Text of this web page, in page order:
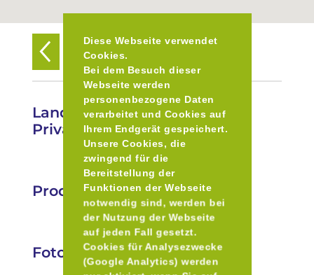
Diese Webseite verwendet
Cookies.
Bei dem Besuch dieser
Webseite werden
personenbezogene Daten
verarbeitet und Cookies auf
Ihrem Endgerät gespeichert.
Unsere Cookies, die
zwingend für die
Bereitstellung der
Funktionen der Webseite
notwendig sind, werden bei
der Nutzung der Webseite
auf jeden Fall gesetzt.
Cookies für Analysezwecke
(Google Analytics) werden
Zurück zur Übersicht
Landshuter Brauhaus –
Privatbrauerei
Produkte
Fotos